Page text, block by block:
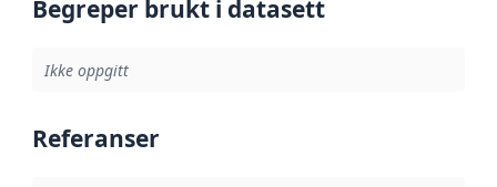
Begreper brukt i datasett
Ikke oppgitt
Referanser